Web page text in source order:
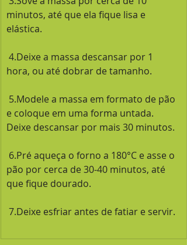
minutos, até que ela fique lisa e
elástica.
hora, ou até dobrar de tamanho.
e coloque em uma forma untada.
Deixe descansar por mais 30 minutos.
pão por cerca de 30-40 minutos, até
que fique dourado.
7.Deixe esfriar antes de fatiar e servir.